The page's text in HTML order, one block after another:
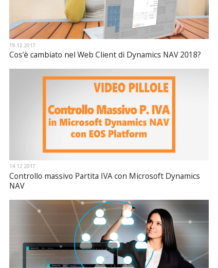
19.12.2017
Cos'è cambiato nel Web Client di Dynamics NAV 2018?
14.12.2017
Controllo massivo Partita IVA con Microsoft Dynamics
NAV